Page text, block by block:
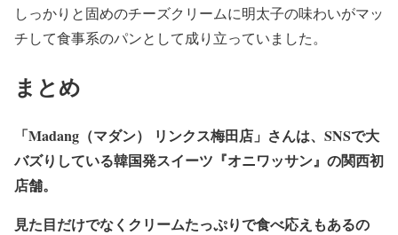
しっかりと固めのチーズクリームに明太子の味わいがマッ
チして食事系のパンとして成り立っていました。
まとめ
「Madang（マダン） リンクス梅田店」さんは、SNSで大
バズりしている韓国発スイーツ『オニワッサン』の関西初
店舗。
見た目だけでなくクリームたっぷりで食べ応えもあるの